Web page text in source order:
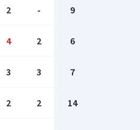
2 - 9
4 2 6
3 3 7
2 2 14